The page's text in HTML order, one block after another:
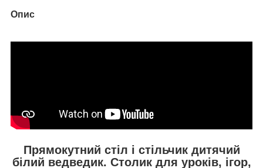
Опис
Прямокутний стіл і стільчик дитячий
білий ведведик. Столик для уроків, ігор,